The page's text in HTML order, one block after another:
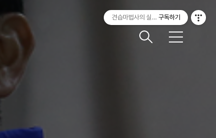
메
견습마법사의 실험실구독하기